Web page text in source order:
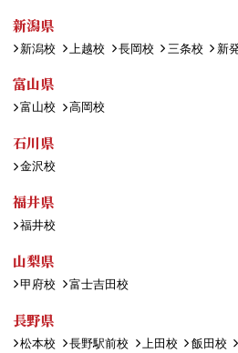
新潟県
新潟校 上越校 長岡校 三条校 新
富山県
富山校 高岡校
石川県
金沢校
福井県
福井校
山梨県
甲府校 富士吉田校
長野県
松本校 長野駅前校 上田校 飯田校